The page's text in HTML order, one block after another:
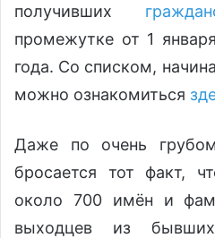
получивших
промежутке от 1
года. Со списком,
можно ознакомиться
Даже по очень
бросается тот факт,
около 700 имён и
выходцев из